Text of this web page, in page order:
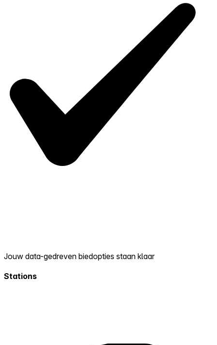
Jouw data-gedreven biedopties staan klaar
Stations